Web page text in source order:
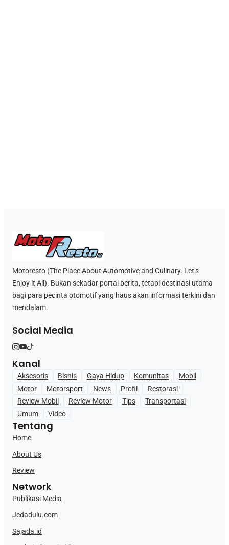
Motoresto (The Place About Automotive and Culinary. Let’s
Enjoy it All). Bukan sekadar portal berita, tetapi destinasi utama
bagi para pecinta otomotif yang haus akan informasi terkini dan
mendalam.
Social Media
Kanal
Aksesoris Bisnis Gaya Hidup Komunitas
Mobil
Motor
Motorsport News Profil
Restorasi
Review Mobil
Review Motor Tips
Transportasi
Umum
Video
Tentang
Home
About Us
Review
Network
Publikasi Media
Jedadulu.com
Sajada.id